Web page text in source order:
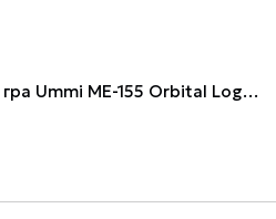
Настільна інтерактивна гра Ummi ME-155 Orbital Logic Chess